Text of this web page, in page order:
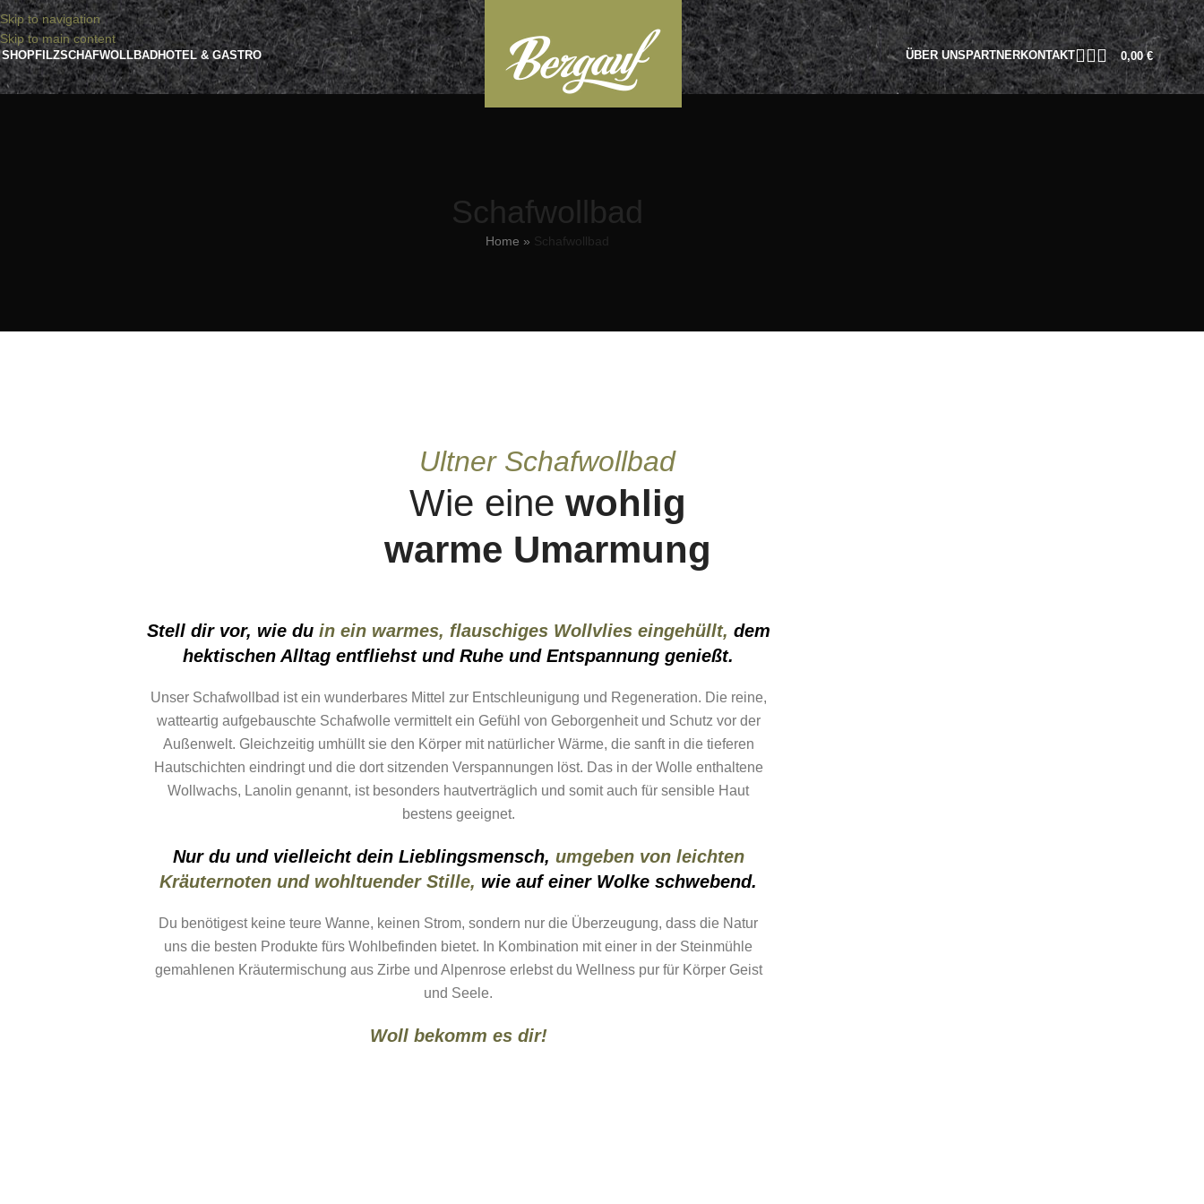
Skip to navigation
Skip to main content
SHOPFILZSCHAFWOLLBADHOTEL & GASTRO ÜBER UNSPARTNERKONTAKT 0,00€
Schafwollbad
Home » Schafwollbad
Ultner Schafwollbad
Wie eine wohlig
warme Umarmung
Stell dir vor, wie du in ein warmes, flauschiges Wollvlies eingehüllt, dem
hektischen Alltag entfliehst und Ruhe und Entspannung genießt.
Unser Schafwollbad ist ein wunderbares Mittel zur Entschleunigung und Regeneration. Die reine,
watteartig aufgebauschte Schafwolle vermittelt ein Gefühl von Geborgenheit und Schutz vor der
Außenwelt. Gleichzeitig umhüllt sie den Körper mit natürlicher Wärme, die sanft in die tieferen
Hautschichten eindringt und die dort sitzenden Verspannungen löst. Das in der Wolle enthaltene
Wollwachs, Lanolin genannt, ist besonders hautverträglich und somit auch für sensible Haut
bestens geeignet.
Nur du und vielleicht dein Lieblingsmensch, umgeben von leichten
Kräuternoten und wohltuender Stille, wie auf einer Wolke schwebend.
Du benötigest keine teure Wanne, keinen Strom, sondern nur die Überzeugung, dass die Natur
uns die besten Produkte fürs Wohlbefinden bietet. In Kombination mit einer in der Steinmühle
gemahlenen Kräutermischung aus Zirbe und Alpenrose erlebst du Wellness pur für Körper Geist
und Seele.
Woll bekomm es dir!